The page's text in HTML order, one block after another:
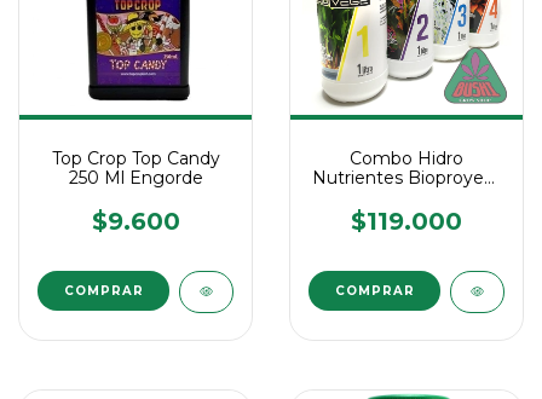
Top Crop Top Candy
250 Ml Engorde
$9.600
Combo Hidro
Nutrientes Bioproyect
$119.000